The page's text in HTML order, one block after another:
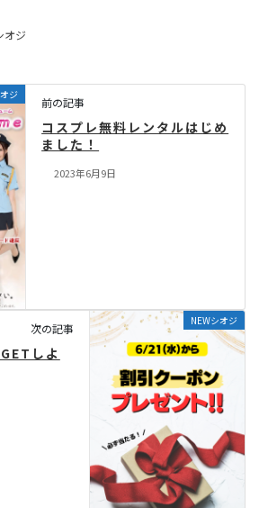
オジ
ジ
前の記事
コスプレ無料レンタルはじめ
ました！
2023年6月9日
NEWシオジ
次の記事
しよ